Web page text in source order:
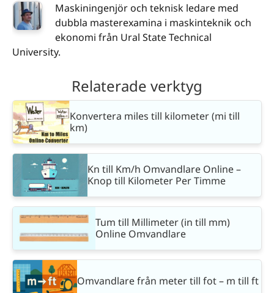
Maskiningenjör och teknisk ledare med
dubbla masterexamina i maskinteknik och
ekonomi från Ural State Technical
University.
Relaterade verktyg
Konvertera miles till kilometer (mi till
km)
Kn till Km/h Omvandlare Online –
Knop till Kilometer Per Timme
Tum till Millimeter (in till mm)
Online Omvandlare
Omvandlare från meter till fot – m till ft